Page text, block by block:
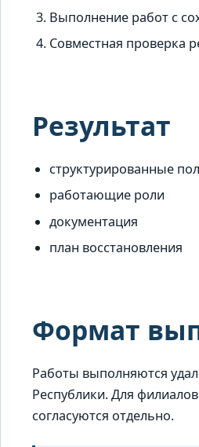
Выполнение работ с
Совместная проверка
Результат
структурированные
работающие роли
документация
план восстановления
Формат
Работы выполняются
Республики. Для
согласуются отдельно.